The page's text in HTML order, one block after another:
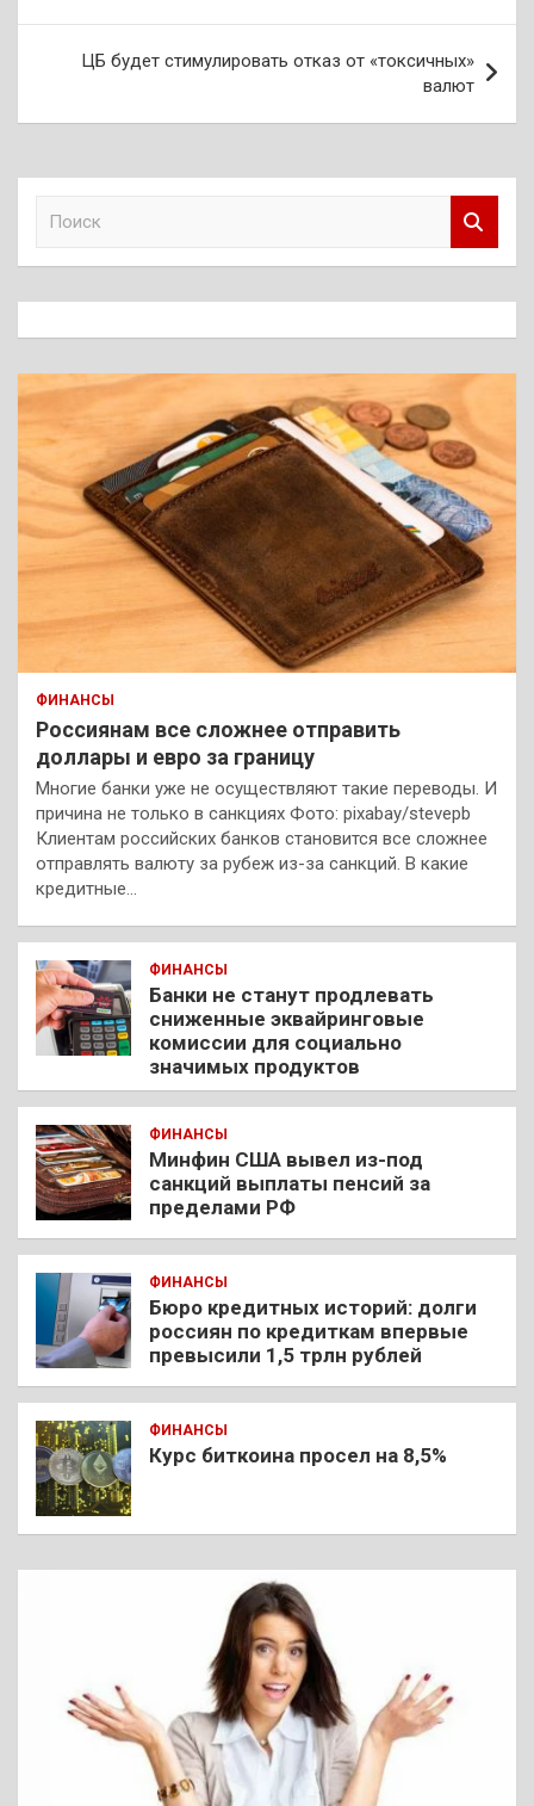
записям
ЦБ будет стимулировать отказ от «токсичных»
валют
к
ФИНАНСЫ
Россиянам все сложнее отправить
доллары и евро за границу
Многие банки уже не осуществляют такие переводы. И
причина не только в санкциях Фото: pixabay/stevepb
Клиентам российских банков становится все сложнее
отправлять валюту за рубеж из-за санкций. В какие
кредитные…
ФИНАНСЫ
Банки не станут продлевать
сниженные эквайринговые
комиссии для социально
значимых продуктов
ФИНАНСЫ
Минфин США вывел из-под
санкций выплаты пенсий за
пределами РФ
ФИНАНСЫ
Бюро кредитных историй: долги
россиян по кредиткам впервые
превысили 1,5 трлн рублей
ФИНАНСЫ
Курс биткоина просел на 8,5%